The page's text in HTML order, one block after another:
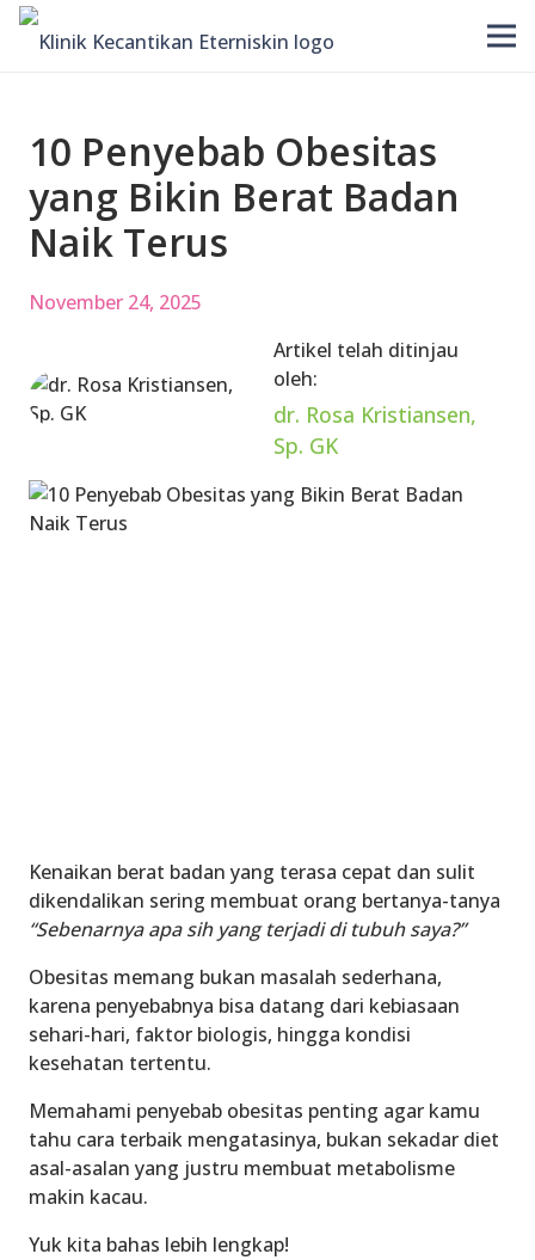
10 Penyebab Obesitas
yang Bikin Berat Badan
Naik Terus
November 24, 2025
Artikel telah ditinjau
oleh:
dr. Rosa Kristiansen,
Sp. GK
Kenaikan berat badan yang terasa cepat dan sulit
dikendalikan sering membuat orang bertanya-tanya
“Sebenarnya apa sih yang terjadi di tubuh saya?”
Obesitas memang bukan masalah sederhana,
karena penyebabnya bisa datang dari kebiasaan
sehari-hari, faktor biologis, hingga kondisi
kesehatan tertentu.
Memahami penyebab obesitas penting agar kamu
tahu cara terbaik mengatasinya, bukan sekadar diet
asal-asalan yang justru membuat metabolisme
makin kacau.
Yuk kita bahas lebih lengkap!